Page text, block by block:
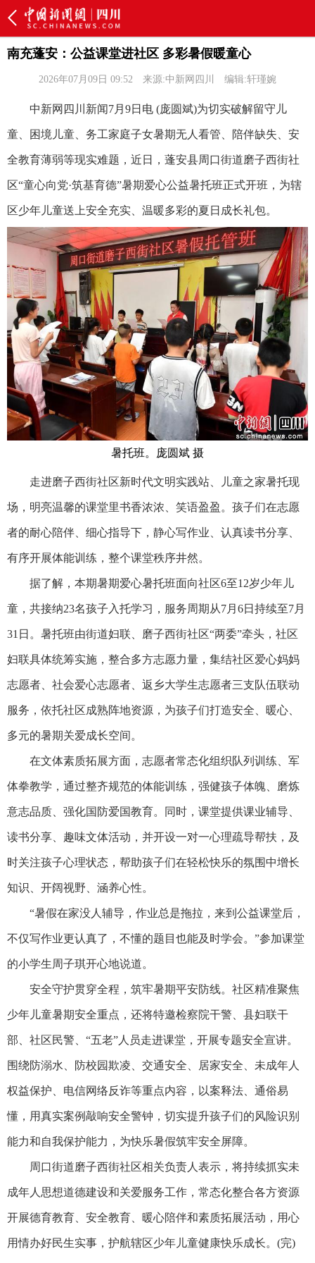
南充蓬安：公益课堂进社区 多彩暑假暖童心
2026年07月09日 09:52 来源:中新网四川 编辑:轩瑾婉
中新网四川新闻7月9日电 (庞圆斌)为切实破解留守儿
童、困境儿童、务工家庭子女暑期无人看管、陪伴缺失、安
全教育薄弱等现实难题，近日，蓬安县周口街道磨子西街社
区“童心向党·筑基育德”暑期爱心公益暑托班正式开班，为辖
区少年儿童送上安全充实、温暖多彩的夏日成长礼包。
暑托班。庞圆斌 摄
走进磨子西街社区新时代文明实践站、儿童之家暑托现
场，明亮温馨的课堂里书香浓浓、笑语盈盈。孩子们在志愿
者的耐心陪伴、细心指导下，静心写作业、认真读书分享、
有序开展体能训练，整个课堂秩序井然。
据了解，本期暑期爱心暑托班面向社区6至12岁少年儿
童，共接纳23名孩子入托学习，服务周期从7月6日持续至7月
31日。暑托班由街道妇联、磨子西街社区“两委”牵头，社区
妇联具体统筹实施，整合多方志愿力量，集结社区爱心妈妈
志愿者、社会爱心志愿者、返乡大学生志愿者三支队伍联动
服务，依托社区成熟阵地资源，为孩子们打造安全、暖心、
多元的暑期关爱成长空间。
在文体素质拓展方面，志愿者常态化组织队列训练、军
体拳教学，通过整齐规范的体能训练，强健孩子体魄、磨炼
意志品质、强化国防爱国教育。同时，课堂提供课业辅导、
读书分享、趣味文体活动，并开设一对一心理疏导帮扶，及
时关注孩子心理状态，帮助孩子们在轻松快乐的氛围中增长
知识、开阔视野、涵养心性。
“暑假在家没人辅导，作业总是拖拉，来到公益课堂后，
不仅写作业更认真了，不懂的题目也能及时学会。”参加课堂
的小学生周子琪开心地说道。
安全守护贯穿全程，筑牢暑期平安防线。社区精准聚焦
少年儿童暑期安全重点，还将特邀检察院干警、县妇联干
部、社区民警、“五老”人员走进课堂，开展专题安全宣讲。
围绕防溺水、防校园欺凌、交通安全、居家安全、未成年人
权益保护、电信网络反诈等重点内容，以案释法、通俗易
懂，用真实案例敲响安全警钟，切实提升孩子们的风险识别
能力和自我保护能力，为快乐暑假筑牢安全屏障。
周口街道磨子西街社区相关负责人表示，将持续抓实未
成年人思想道德建设和关爱服务工作，常态化整合各方资源
开展德育教育、安全教育、暖心陪伴和素质拓展活动，用心
用情办好民生实事，护航辖区少年儿童健康快乐成长。(完)